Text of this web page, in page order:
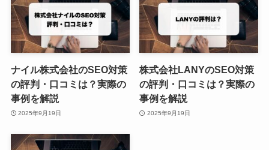
ナイル株式会社のSEO対策
の評判・口コミは？実際の
事例を解説
2025年9月19日
株式会社LANYのSEO対策
の評判・口コミは？実際の
事例を解説
2025年9月19日